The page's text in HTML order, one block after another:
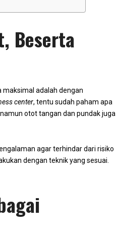
Beserta
adalah dengan
center, tentu sudah paham apa
otot tangan dan pundak juga
agar terhindar dari risiko
dengan teknik yang sesuai.